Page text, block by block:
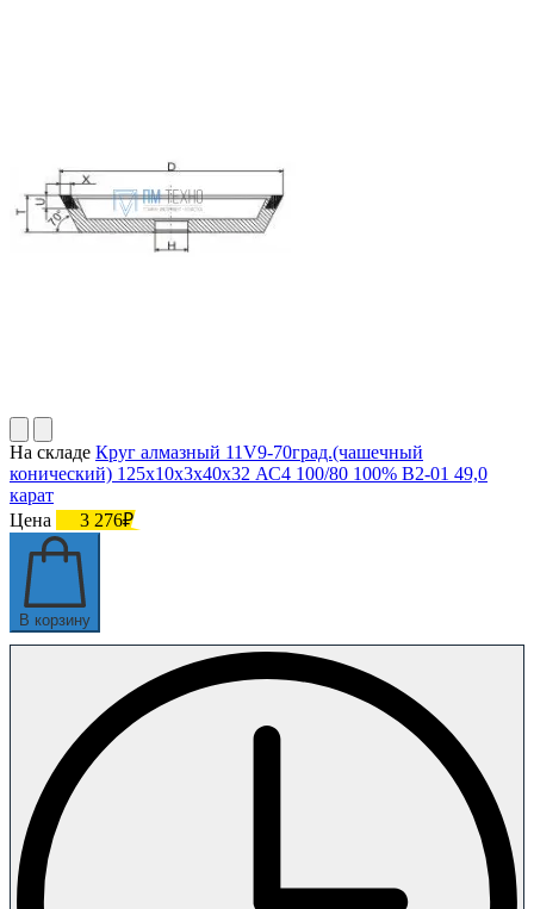
На складе Круг алмазный 11V9-70град.(чашечный
конический) 125х10х3х40х32 АС4 100/80 100% В2-01 49,0
карат
Цена
3 276₽
В корзину